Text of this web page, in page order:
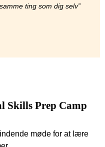
ting som dig selv”
Skills Prep Camp
møde for at lære